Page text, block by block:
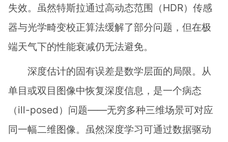
失效。虽然特斯拉通过高动态范围（HDR）传感
器与光学畸变校正算法缓解了部分问题，但在极
端天气下的性能衰减仍无法避免。
深度估计的固有误差是数学层面的局限。从
单目或双目图像中恢复深度信息，是一个病态
（ill-posed）问题——无穷多种三维场景可对应
同一幅二维图像。虽然深度学习可通过数据驱动